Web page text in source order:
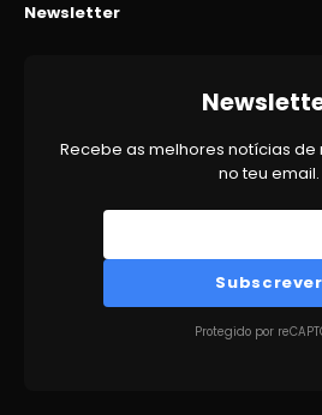
Newsletter
Recebe as melhores notícias
no teu email.
Subscrever
Protegido por